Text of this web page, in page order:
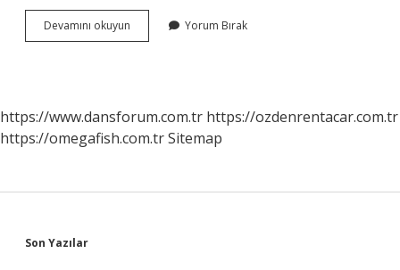
Devamını okuyun
En
Yorum Bırak
https://www.dansforum.com.tr https://ozdenrentacar.com.tr
https://omegafish.com.trSitemap
Sidebar
Son Yazılar